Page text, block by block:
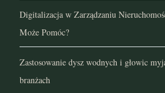
Digitalizacja w Zarządzaniu
Może Pomóc?
Zastosowanie dysz wodnych i głowic
branżach